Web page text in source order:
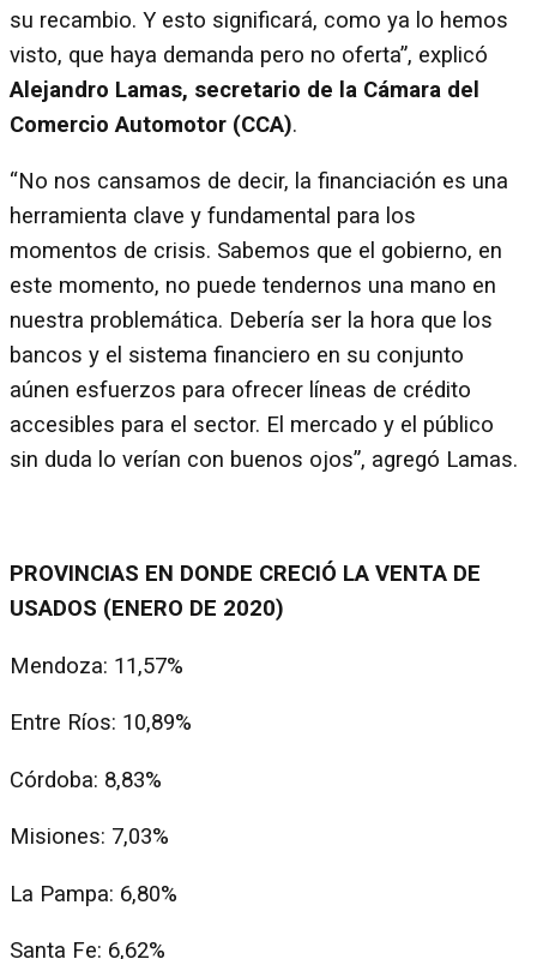
su recambio. Y esto significará, como ya lo hemos
visto, que haya demanda pero no oferta”, explicó
Alejandro Lamas, secretario de la Cámara del
Comercio Automotor (CCA).
“No nos cansamos de decir, la financiación es una
herramienta clave y fundamental para los
momentos de crisis. Sabemos que el gobierno, en
este momento, no puede tendernos una mano en
nuestra problemática. Debería ser la hora que los
bancos y el sistema financiero en su conjunto
aúnen esfuerzos para ofrecer líneas de crédito
accesibles para el sector. El mercado y el público
sin duda lo verían con buenos ojos”, agregó Lamas.
PROVINCIAS EN DONDE CRECIÓ LA VENTA DE
USADOS (ENERO DE 2020)
Mendoza: 11,57%
Entre Ríos: 10,89%
Córdoba: 8,83%
Misiones: 7,03%
La Pampa: 6,80%
Santa Fe: 6,62%